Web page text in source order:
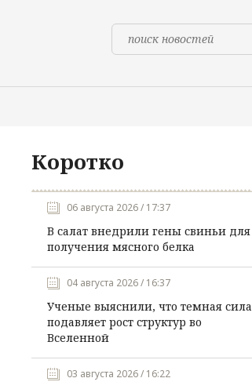
Коротко
06 августа 2026 / 17:37
В салат внедрили гены свиньи для
получения мясного белка
04 августа 2026 / 16:37
Ученые выяснили, что темная сила
подавляет рост структур во
Вселенной
03 августа 2026 / 16:22